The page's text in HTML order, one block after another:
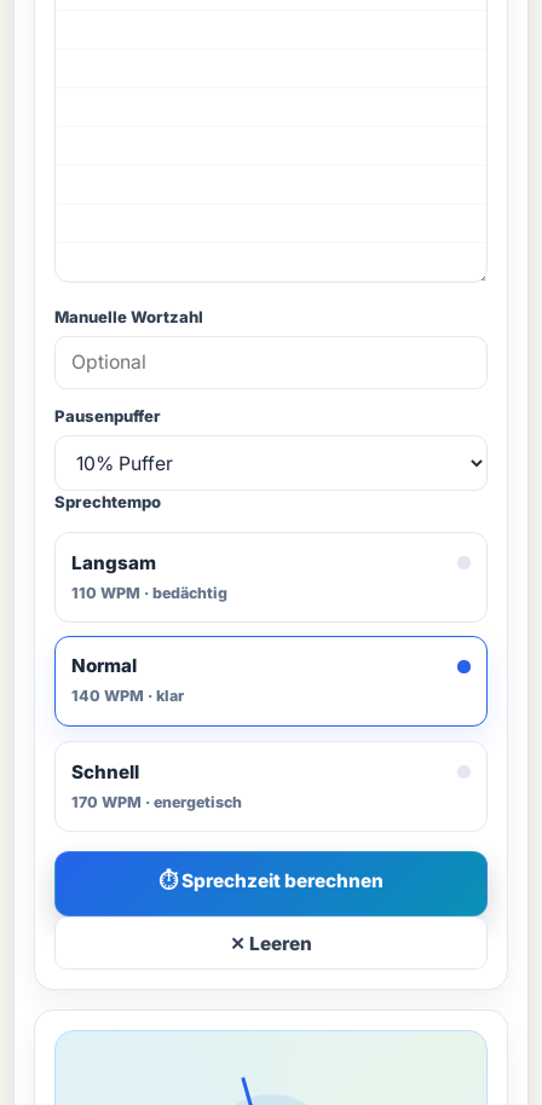
Manuelle Wortzahl
Pausenpuffer
Sprechtempo
Langsam
110 WPM · bedächtig
Normal
140 WPM · klar
Schnell
170 WPM · energetisch
⏱ Sprechzeit berechnen
✕ Leeren